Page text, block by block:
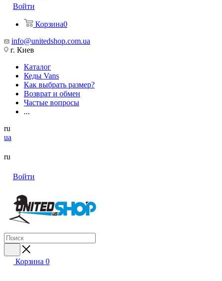
Войти
Корзина0
info@unitedshop.com.ua
г. Киев
Каталог
Кеды Vans
Как выбрать размер?
Возврат и обмен
Частые вопросы
...
ru
ua
ru
Войти
Корзина 0